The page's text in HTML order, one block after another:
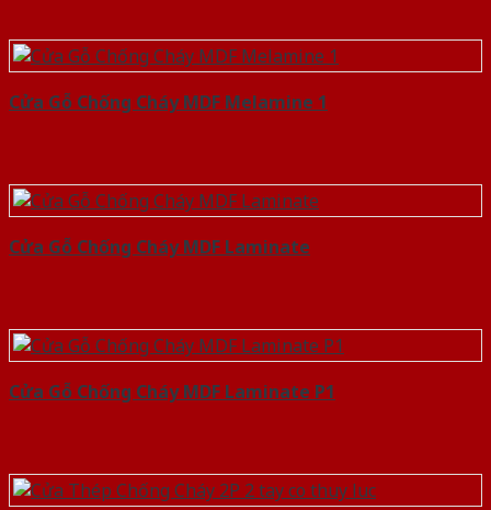
Cửa Gỗ Chống Cháy MDF Melamine 1
Cửa Gỗ Chống Cháy MDF Laminate
Cửa Gỗ Chống Cháy MDF Laminate P1